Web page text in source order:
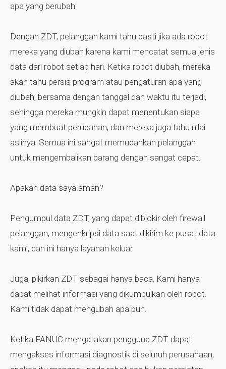
apa yang berubah.
Dengan ZDT, pelanggan kami tahu pasti jika ada robot
mereka yang diubah karena kami mencatat semua jenis
data dari robot setiap hari. Ketika robot diubah, mereka
akan tahu persis program atau pengaturan apa yang
diubah, bersama dengan tanggal dan waktu itu terjadi,
sehingga mereka mungkin dapat menentukan siapa
yang membuat perubahan, dan mereka juga tahu nilai
aslinya. Semua ini sangat memudahkan pelanggan
untuk mengembalikan barang dengan sangat cepat.
Apakah data saya aman?
Pengumpul data ZDT, yang dapat diblokir oleh firewall
pelanggan, mengenkripsi data saat dikirim ke pusat data
kami, dan ini hanya layanan keluar.
Juga, pikirkan ZDT sebagai hanya baca. Kami hanya
dapat melihat informasi yang dikumpulkan oleh robot.
Kami tidak dapat mengubah apa pun.
Ketika FANUC mengatakan pengguna ZDT dapat
mengakses informasi diagnostik di seluruh perusahaan,